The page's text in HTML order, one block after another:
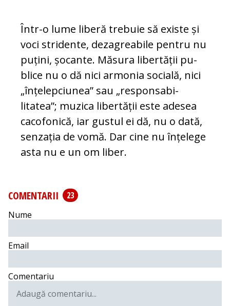
Într-o lume liberă trebuie să existe și
voci stridente, dezagreabile pentru nu
puțini, șocante. Măsura libertății pu­
blice nu o dă nici armonia socială, nici
„înțelepciunea” sau „res­pon­sa­bi­
litatea”; muzica libertății este adesea
cacofonică, iar gustul ei dă, nu o dată,
senzația de vomă. Dar cine nu înțelege
asta nu e un om liber.
COMENTARII
23
Nume
Email
Comentariu